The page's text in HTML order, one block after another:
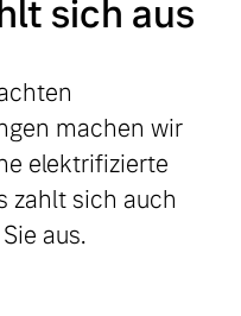
sich aus
machen wir
elektrifizierte
zahlt sich auch
aus.